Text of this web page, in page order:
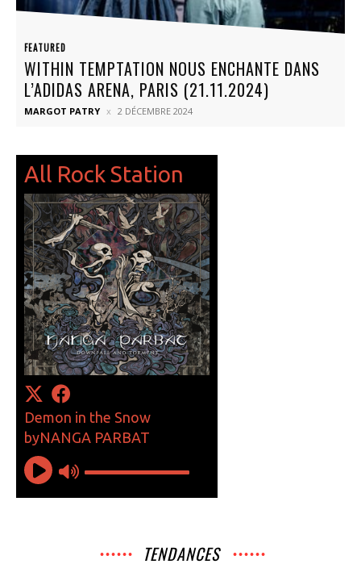
FEATURED
WITHIN TEMPTATION NOUS ENCHANTE DANS
L’ADIDAS ARENA, PARIS (21.11.2024)
MARGOT PATRY 2 DÉCEMBRE 2024
TENDANCES